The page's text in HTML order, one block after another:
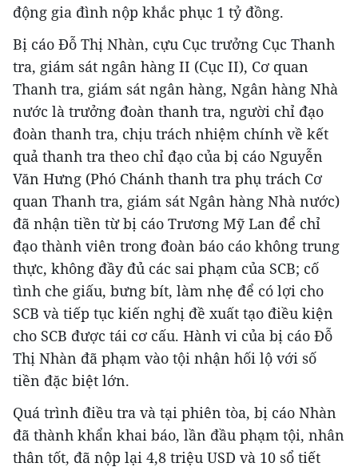
động gia đình nộp khắc phục 1 tỷ đồng.
Bị cáo Đỗ Thị Nhàn, cựu Cục trưởng Cục Thanh
tra, giám sát ngân hàng II (Cục II), Cơ quan
Thanh tra, giám sát ngân hàng, Ngân hàng Nhà
nước là trưởng đoàn thanh tra, người chỉ đạo
đoàn thanh tra, chịu trách nhiệm chính về kết
quả thanh tra theo chỉ đạo của bị cáo Nguyễn
Văn Hưng (Phó Chánh thanh tra phụ trách Cơ
quan Thanh tra, giám sát Ngân hàng Nhà nước)
đã nhận tiền từ bị cáo Trương Mỹ Lan để chỉ
đạo thành viên trong đoàn báo cáo không trung
thực, không đầy đủ các sai phạm của SCB; cố
tình che giấu, bưng bít, làm nhẹ để có lợi cho
SCB và tiếp tục kiến nghị đề xuất tạo điều kiện
cho SCB được tái cơ cấu. Hành vi của bị cáo Đỗ
Thị Nhàn đã phạm vào tội nhận hối lộ với số
tiền đặc biệt lớn.
Quá trình điều tra và tại phiên tòa, bị cáo Nhàn
đã thành khẩn khai báo, lần đầu phạm tội, nhân
thân tốt, đã nộp lại 4,8 triệu USD và 10 sổ tiết